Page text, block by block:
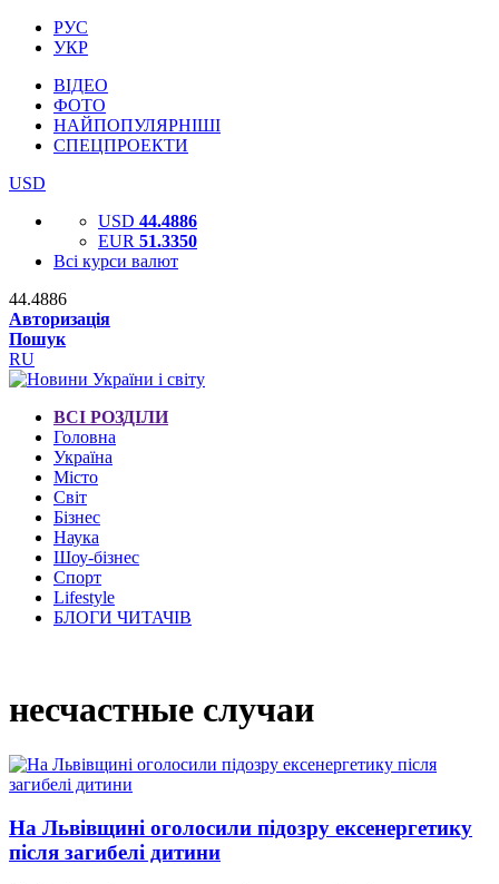
РУС
УКР
ВІДЕО
ФОТО
НАЙПОПУЛЯРНІШІ
СПЕЦПРОЕКТИ
USD
USD 44.4886
EUR 51.3350
Всі курси валют
44.4886
Авторизація
Пошук
RU
ВСІ РОЗДІЛИ
Головна
Україна
Місто
Світ
Бізнес
Наука
Шоу-бізнес
Спорт
Lifestyle
БЛОГИ ЧИТАЧІВ
несчастные случаи
На Львівщині оголосили підозру ексенергетику
після загибелі дитини